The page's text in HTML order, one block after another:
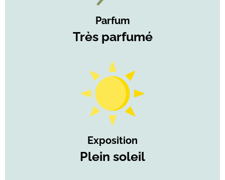
Parfum
Très parfumé
Exposition
Plein soleil